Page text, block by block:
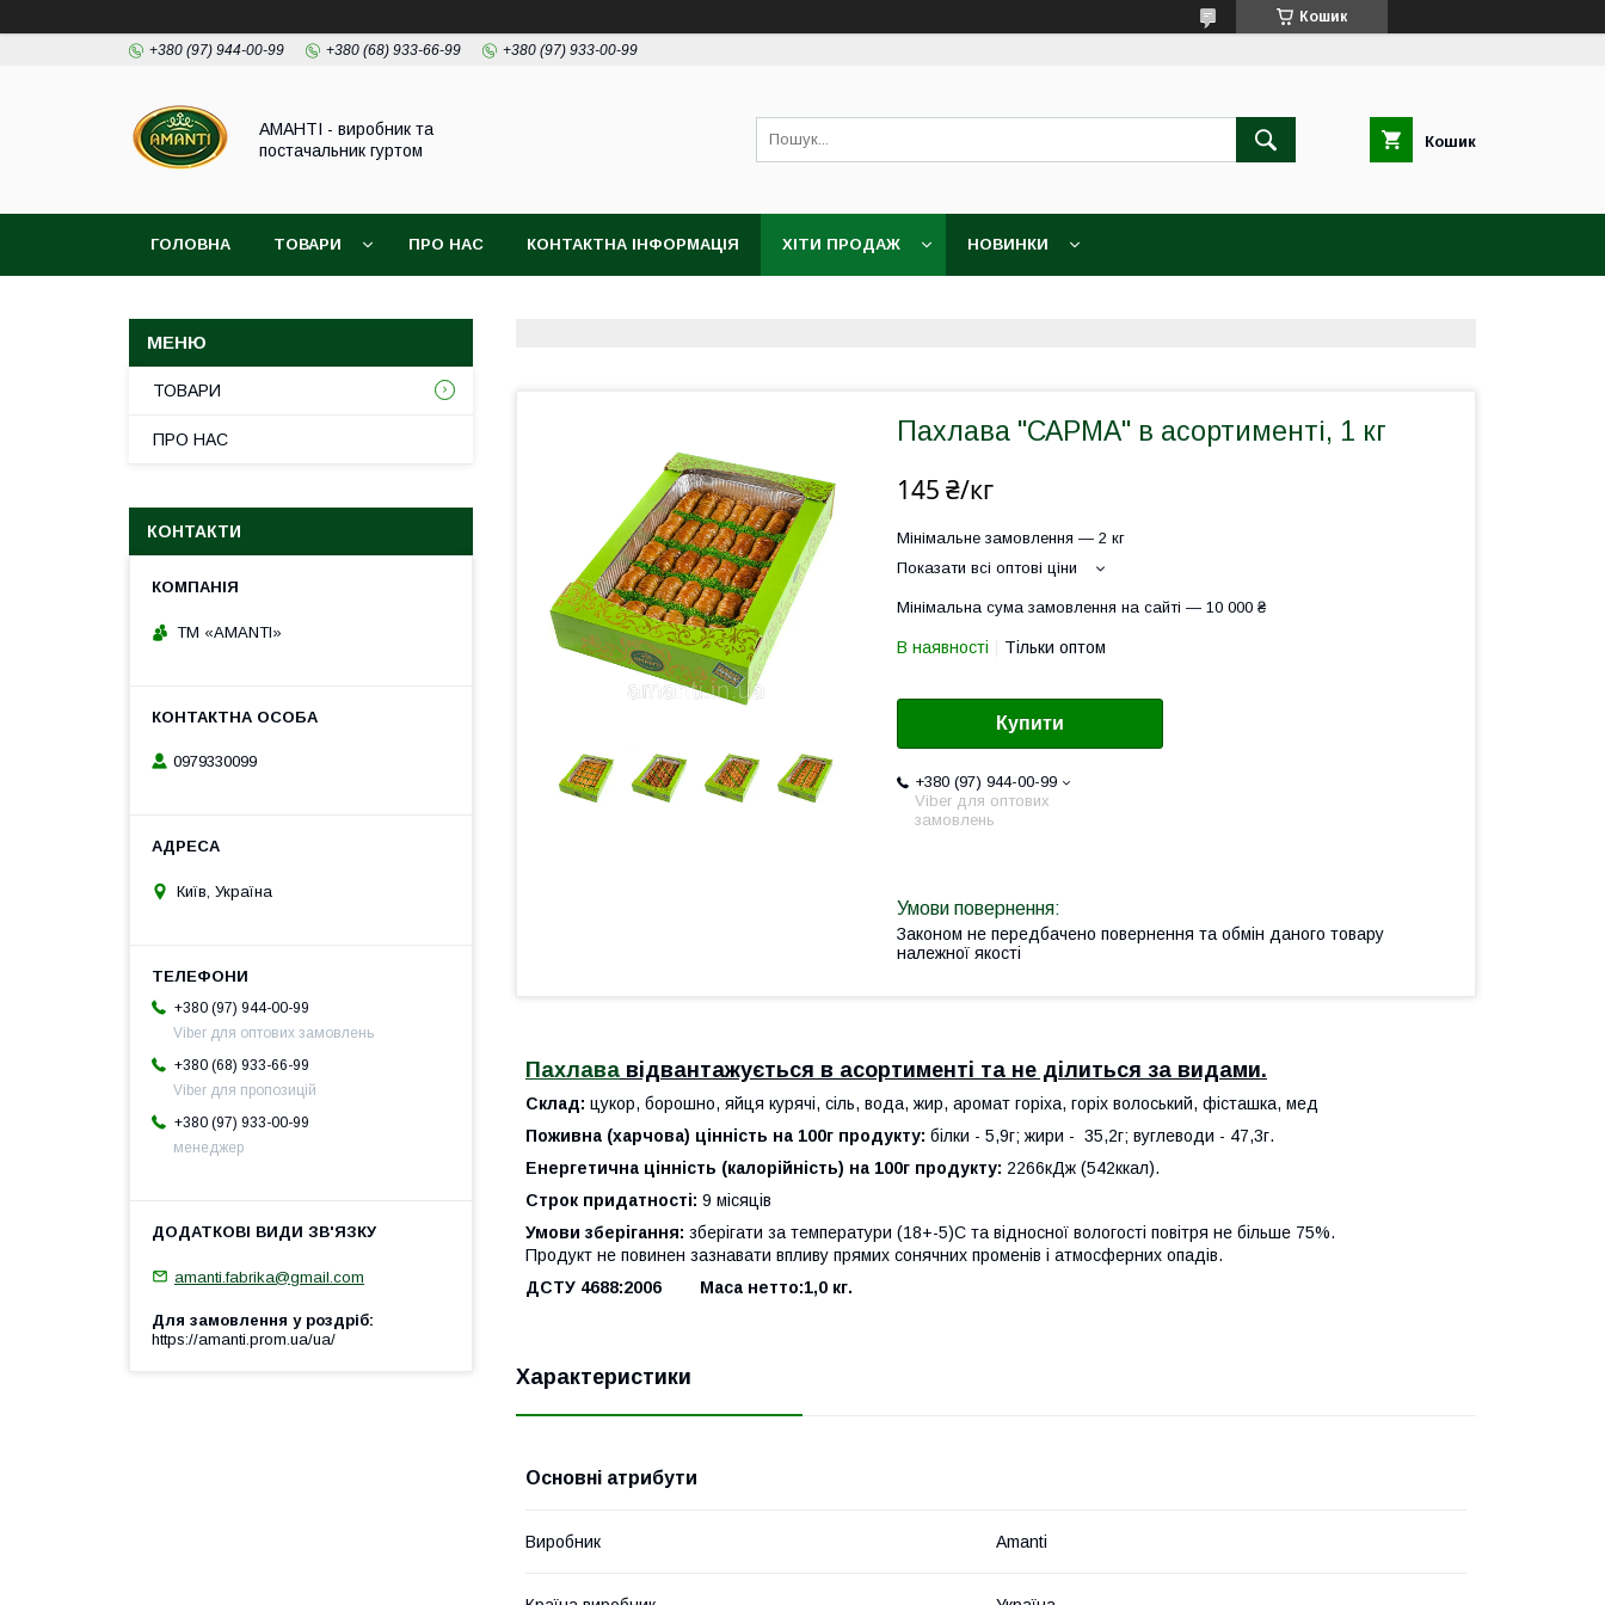
Кошик
+380 (97) 944-00-99 +380 (68) 933-66-99 +380 (97) 933-00-99
АМАНТІ - виробник та
постачальник гуртом
Кошик
ГОЛОВНА ТОВАРИ ПРО НАС КОНТАКТНА ІНФОРМАЦІЯ ХІТИ ПРОДАЖ НОВИНКИ
Пахлава "САРМА" в асортименті, 1 кг
145 ₴/кг
Мінімальне замовлення — 2 кг
Показати всі оптові ціни
Мінімальна сума замовлення на сайті — 10 000 ₴
В наявності Тільки оптом
Купити
+380 (97) 944-00-99
Viber для оптових
замовлень
Законом не передбачено повернення та обмін даного товару
належної якості
Пахлава відвантажується в асортименті та не ділиться за видами.
Склад: цукор, борошно, яйця курячі, сіль, вода, жир, аромат горіха, горіх волоський, фісташка, мед
Поживна (харчова) цінність на 100г продукту: білки - 5,9г; жири - 35,2г; вуглеводи - 47,3г.
Енергетична цінність (калорійність) на 100г продукту: 2266кДж (542ккал).
Строк придатності: 9 місяців
Умови зберігання: зберігати за температури (18+-5)С та відносної вологості повітря не більше 75%.
Продукт не повинен зазнавати впливу прямих сонячних променів і атмосферних опадів.
ДСТУ 4688:2006 Маса нетто:1,0 кг.
Характеристики
Основні атрибути
Виробник Amanti
ТОВАРИ
ПРО НАС
КОНТАКТИ
TM «AMANTI»
0979330099
Київ, Україна
+380 (97) 944-00-99
Viber для оптових замовлень
+380 (68) 933-66-99
Viber для пропозицій
+380 (97) 933-00-99
менеджер
amanti.fabrika@gmail.com
Для замовлення у роздріб
https://amanti.prom.ua/ua/